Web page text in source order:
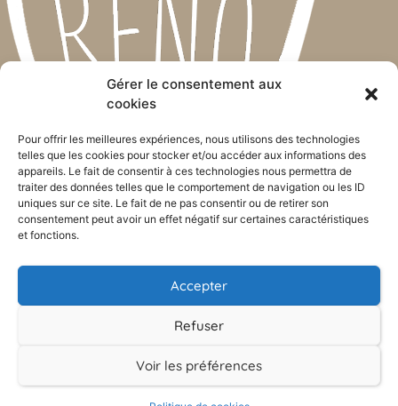
Gérer le consentement aux
cookies
Pour offrir les meilleures expériences, nous utilisons des technologies
telles que les cookies pour stocker et/ou accéder aux informations des
appareils. Le fait de consentir à ces technologies nous permettra de
traiter des données telles que le comportement de navigation ou les ID
uniques sur ce site. Le fait de ne pas consentir ou de retirer son
consentement peut avoir un effet négatif sur certaines caractéristiques
et fonctions.
Accepter
Refuser
Voir les préférences
Broeck, 10
1547 Biévène (Belgique)
0493 35 91 43
TVA : BE 0740 567 284
CGV